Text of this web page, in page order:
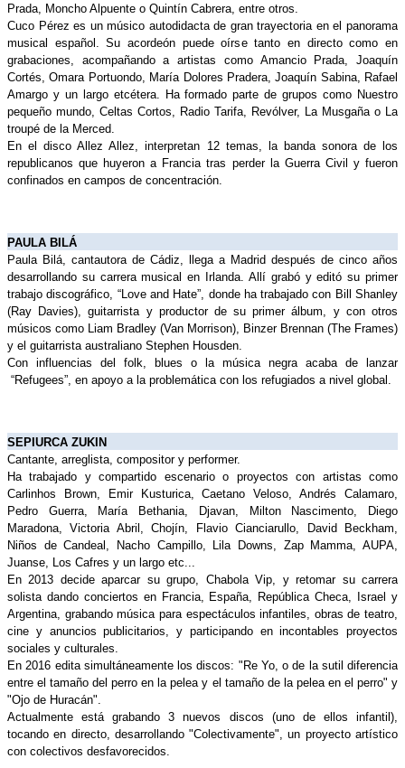
Prada, Moncho Alpuente o Quintín Cabrera, entre otros.
Cuco Pérez es un músico autodidacta de gran trayectoria en el panorama
musical español. Su acordeón puede oírse tanto en directo como en
grabaciones, acompañando a artistas como Amancio Prada, Joaquín
Cortés, Omara Portuondo, María Dolores Pradera, Joaquín Sabina, Rafael
Amargo y un largo etcétera. Ha formado parte de grupos como Nuestro
pequeño mundo, Celtas Cortos, Radio Tarifa, Revólver, La Musgaña o La
troupé de la Merced.
En el disco Allez Allez, interpretan 12 temas, la banda sonora de los
republicanos que huyeron a Francia tras perder la Guerra Civil
y fueron
confinados en campos de concentración.
PAULA BILÁ
Paula Bilá, cantautora de Cádiz, llega a Madrid después de cinco años
desarrollando su carrera musical en Irlanda. Allí grabó y editó su primer
trabajo discográfico, “Love and Hate”, donde ha trabajado con Bill Shanley
(Ray Davies), guitarrista y productor de su primer álbum, y con otros
músicos como Liam Bradley (Van Morrison), Binzer Brennan (The Frames)
y el guitarrista australiano Stephen Housden.
Con influencias del folk, blues o la música negra acaba de lanzar
“Refugees”, en apoyo a la problemática con los refugiados a nivel global.
SEPIURCA ZUKIN
Cantante, arreglista, compositor y performer.
Ha trabajado y compartido escenario o proyectos con artistas como
Carlinhos Brown, Emir Kusturica, Caetano Veloso, Andrés Calamaro,
Pedro Guerra, María Bethania, Djavan, Milton Nascimento, Diego
Maradona, Victoria Abril, Chojín, Flavio Cianciarullo, David Beckham,
Niños de Candeal, Nacho Campillo, Lila Downs, Zap Mamma, AUPA,
Juanse, Los Cafres y un largo etc...
En 2013 decide aparcar su grupo, Chabola Vip, y retomar su carrera
solista dando conciertos en Francia, España, República Checa, Israel y
Argentina, grabando música para espectáculos infantiles, obras de teatro,
cine y anuncios publicitarios, y participando en incontables proyectos
sociales y culturales.
En 2016 edita simultáneamente los discos: "Re Yo, o de la sutil diferencia
entre el tamaño del perro en la pelea y el tamaño de la pelea en el perro" y
"Ojo de Huracán".
Actualmente está grabando 3 nuevos discos (uno de ellos infantil),
tocando en directo, desarrollando "Colectivamente", un proyecto artístico
con colectivos desfavorecidos.